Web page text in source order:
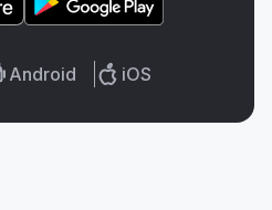
Android iOS